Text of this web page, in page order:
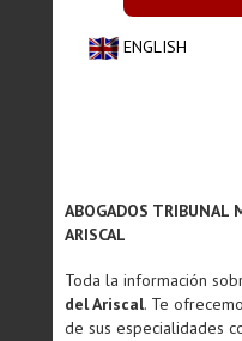
ENGLISH
ABOGADOS TRIBUNAL
ARISCAL
Toda la información
del Ariscal. Te
de sus especialidades